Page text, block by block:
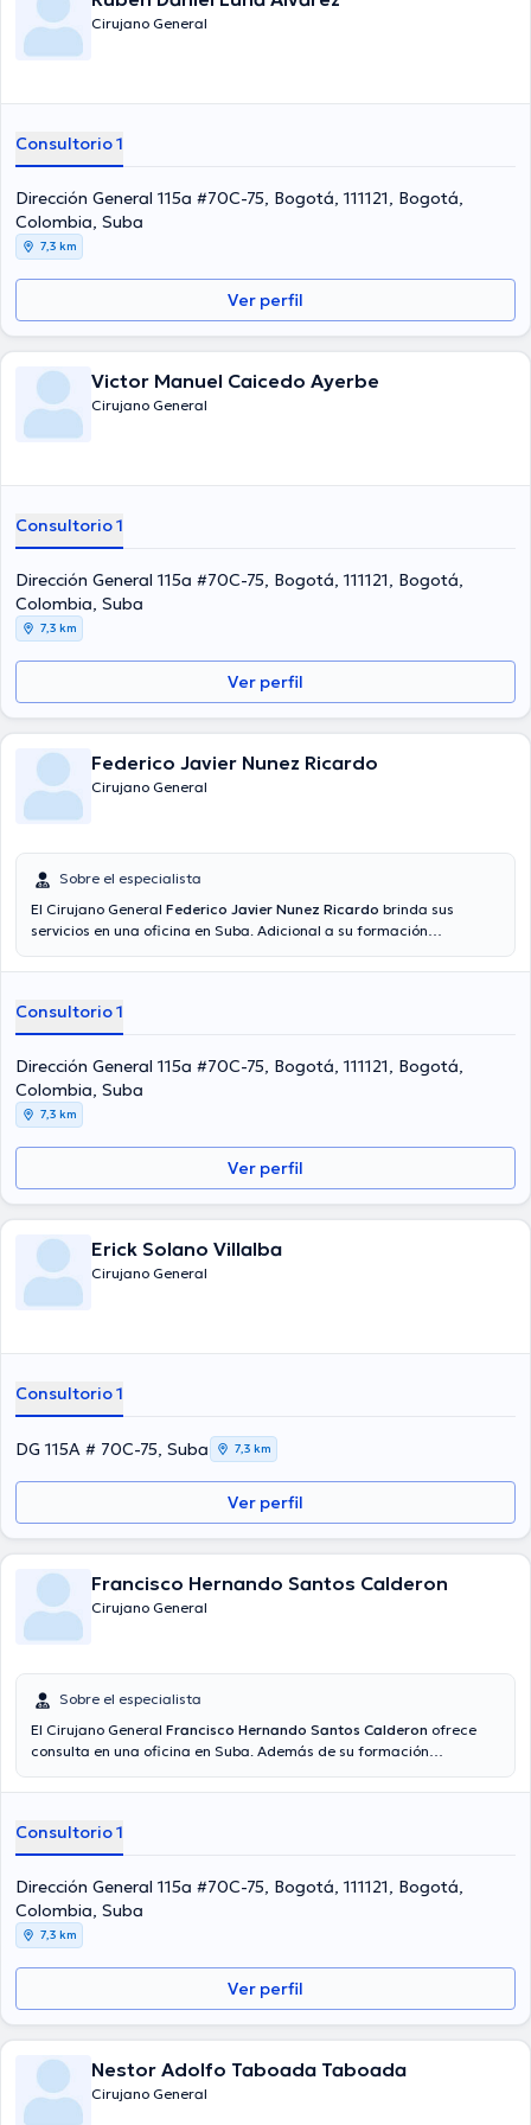
Cirujano General
Consultorio 1
Dirección General 115a #70C-75, Bogotá, 111121, Bogotá,
Colombia, Suba
7,3 km
Ver perfil
Victor Manuel Caicedo Ayerbe
Cirujano General
Consultorio 1
Dirección General 115a #70C-75, Bogotá, 111121, Bogotá,
Colombia, Suba
7,3 km
Ver perfil
Federico Javier Nunez Ricardo
Cirujano General
Sobre el especialista
El Cirujano General Federico Javier Nunez Ricardo brinda sus
servicios en una oficina en Suba. Adicional a su formación
su área de especialidad. El profesional de la salud tiene numerosos
modo, él se ha desempeñado como miembro de diversas
asociaciones médicas. Federico Javier Nunez Ricardo ha cooperado
en múltiples conferencias con el ideal de tener una formación
continua en su temática de especialización y ha publicado diversos
comunicados. Español es el idioma principal usados por el doctor.
Consultorio 1
Dirección General 115a #70C-75, Bogotá, 111121, Bogotá,
Colombia, Suba
7,3 km
Ver perfil
Erick Solano Villalba
Cirujano General
Consultorio 1
DG 115A # 70C-75, Suba 7,3 km
Ver perfil
Francisco Hernando Santos Calderon
Cirujano General
Sobre el especialista
El Cirujano General Francisco Hernando Santos Calderon ofrece
consulta en una oficina en Suba. Además de su formación
en su área de especialidad. El médico lleva más de años de
desempeñado como miembro de diversas asociaciones médicas.
Francisco Hernando Santos Calderon ha formado parte en diversas
conferencias con la meta de tener una formación continua en su
disciplina de especialización y ha compartido numerosas ediciones.
Por último, el Dr. puede hablar Español en su consultorio.
Consultorio 1
Dirección General 115a #70C-75, Bogotá, 111121, Bogotá,
Colombia, Suba
7,3 km
Ver perfil
Nestor Adolfo Taboada Taboada
Cirujano General